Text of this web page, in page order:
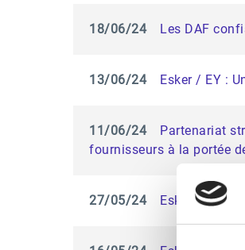
18/06/24 Les DAF
13/06/24 Esker / EY :
11/06/24
Partenariat
fournisseurs à la portée
27/05/24 Esker